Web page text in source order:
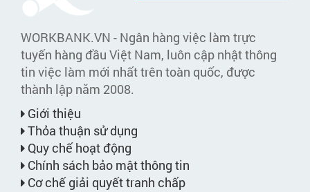
WORKBANK.VN - Ngân hàng việc làm trực
tuyến hàng đầu Việt Nam, luôn cập nhật thông
tin việc làm mới nhất trên toàn quốc, được
thành lập năm 2008.
Giới thiệu
Thỏa thuận sử dụng
Quy chế hoạt động
Chính sách bảo mật thông tin
Cơ chế giải quyết tranh chấp